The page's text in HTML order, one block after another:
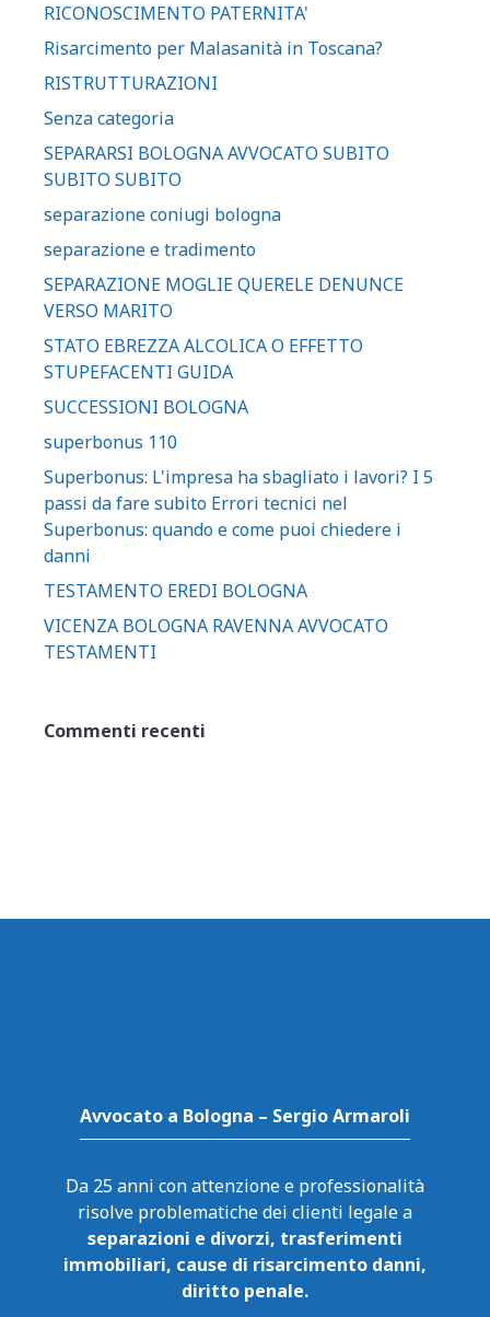
RICONOSCIMENTO PATERNITA'
Risarcimento per Malasanità in Toscana?
RISTRUTTURAZIONI
Senza categoria
SEPARARSI BOLOGNA AVVOCATO SUBITO
SUBITO SUBITO
separazione coniugi bologna
separazione e tradimento
SEPARAZIONE MOGLIE QUERELE DENUNCE
VERSO MARITO
STATO EBREZZA ALCOLICA O EFFETTO
STUPEFACENTI GUIDA
SUCCESSIONI BOLOGNA
superbonus 110
Superbonus: L'impresa ha sbagliato i lavori? I 5
passi da fare subito Errori tecnici nel
Superbonus: quando e come puoi chiedere i
danni
TESTAMENTO EREDI BOLOGNA
VICENZA BOLOGNA RAVENNA AVVOCATO
TESTAMENTI
Commenti recenti
Avvocato a Bologna – Sergio Armaroli
Da 25 anni con attenzione e professionalità
separazioni e divorzi, trasferimenti
immobiliari, cause di risarcimento danni,
diritto penale.